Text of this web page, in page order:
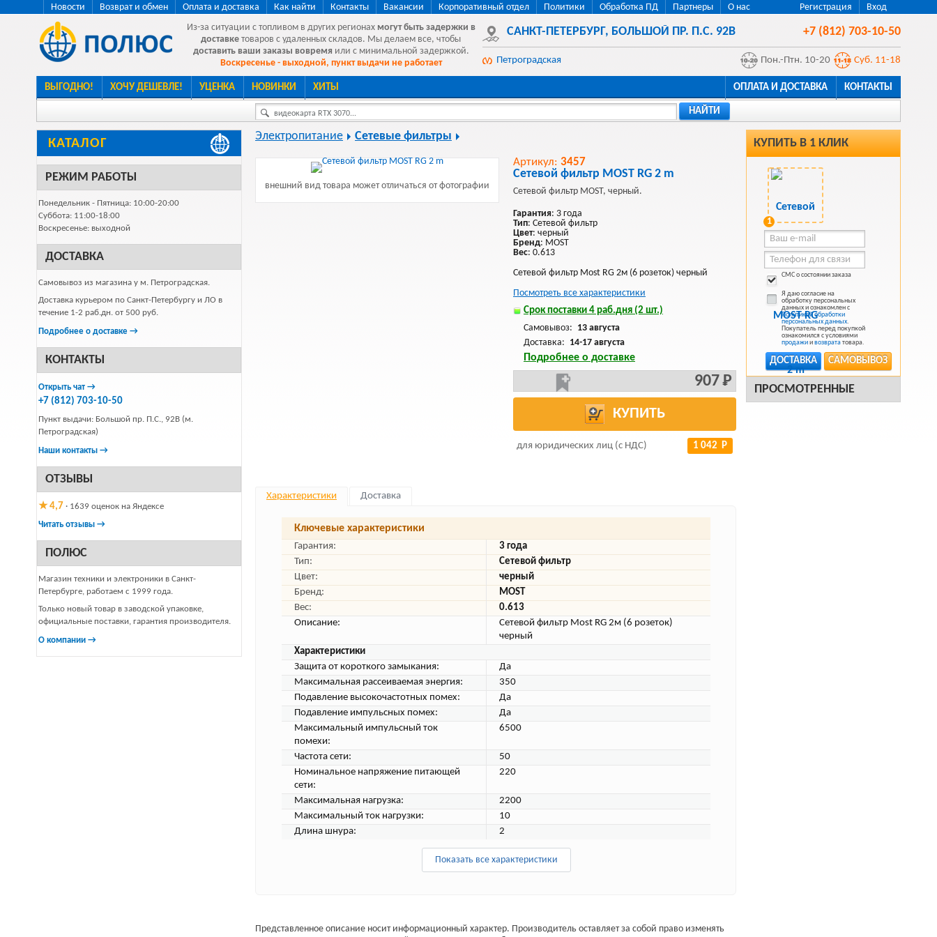
Регистрация Вход
Новости Возврат и обмен Оплата и доставка Как найти Контакты Вакансии Корпоративный отдел Политики Обработка ПД Партнеры
О нас
Из-за ситуации с топливом в других регионах могут быть задержки в
доставке товаров с удаленных складов. Мы делаем все, чтобы
доставить ваши заказы вовремя или с минимальной задержкой.
Воскресенье - выходной, пункт выдачи не работает
САНКТ-ПЕТЕРБУРГ, БОЛЬШОЙ ПР. П.С. 92В +7 (812) 703-10-50
Петроградская Пон.-Птн. 10-20 Суб. 11-18
ВЫГОДНО! ХОЧУ ДЕШЕВЛЕ! УЦЕНКА НОВИНКИ ХИТЫ ОПЛАТА И ДОСТАВКА КОНТАКТЫ
видеокарта RTX 3070... НАЙТИ
КАТАЛОГ
РЕЖИМ РАБОТЫ
Понедельник - Пятница: 10:00-20:00
Суббота: 11:00-18:00
Воскресенье: выходной
ДОСТАВКА
Самовывоз из магазина у м. Петроградская.
Доставка курьером по Санкт-Петербургу и ЛО в
течение 1-2 раб.дн. от 500 руб.
Подробнее о доставке →
КОНТАКТЫ
Открыть чат →
+7 (812) 703-10-50
Пункт выдачи: Большой пр. П.С., 92В (м.
Петроградская)
Наши контакты →
ОТЗЫВЫ
★ 4,7 · 1639 оценок на Яндексе
Читать отзывы →
ПОЛЮС
Магазин техники и электроники в Санкт-
Петербурге, работаем с 1999 года.
Только новый товар в заводской упаковке,
официальные поставки, гарантия производителя.
О компании →
КУПИТЬ В 1 КЛИК
1
СМС о состоянии заказа
Я даю согласие на
обработку персональных
данных и ознакомлен с
Политикой обработки
персональных данных.
Покупатель перед покупкой
ознакомился с условиями
продажиивозврататовара.
САМОВЫВОЗ
ДОСТАВКА
ПРОСМОТРЕННЫЕ
Электропитание Сетевые фильтры
внешний вид товара может отличаться от фотографии
Артикул: 3457
Сетевой фильтр MOST RG 2 m
Сетевой фильтр MOST, черный.
Гарантия: 3 года
Тип: Сетевой фильтр
Цвет: черный
Бренд: MOST
Вес: 0.613
Сетевой фильтр Most RG 2м (6 розеток) черный
Посмотреть все характеристики
Срок поставки 4 раб.дня (2 шт.)
Самовывоз: 13 августа
Доставка: 14-17 августа
Подробнее о доставке
907 Р
КУПИТЬ
для юридических лиц (с НДС) 1 042 Р
Характеристики Доставка
Ключевые характеристики
Гарантия:
3 года
Тип:
Сетевой фильтр
Цвет:
черный
Бренд:
MOST
Вес:
0.613
Описание:
Сетевой фильтр Most RG 2м (6 розеток)
черный
Характеристики
Защита от короткого замыкания:
Да
Максимальная рассеиваемая энергия:
350
Подавление высокочастотных помех:
Да
Подавление импульсных помех:
Да
Максимальный импульсный ток
помехи:
6500
Частота сети:
50
Номинальное напряжение питающей
сети:
220
Максимальная нагрузка:
2200
Максимальный ток нагрузки:
10
Длина шнура:
2
Показать все характеристики
Представленное описание носит информационный характер. Производитель оставляет за собой право изменять